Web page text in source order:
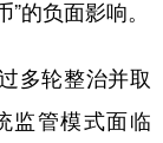
的负面影响。
多轮整治并取
监管模式面临